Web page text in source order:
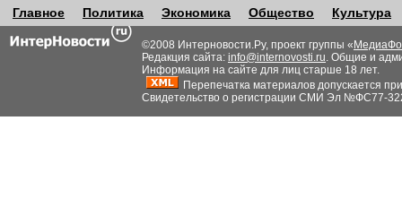
Главное Политика Экономика Общество Культура
©2008 Интерновости.Ру, проект группы «
Редакция сайта: info@internovosti.ru. Общие и
Информация на сайте для лиц старше 18 лет.
Перепечатка материалов допускается
Свидетельство о регистрации СМИ Эл №ФС77-